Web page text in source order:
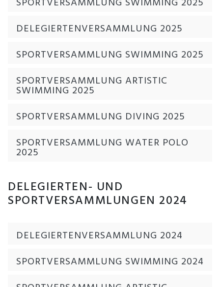
DELEGIERTENVERSAMMLUNG 2025
SPORTVERSAMMLUNG SWIMMING 2025
SPORTVERSAMMLUNG ARTISTIC
SWIMMING 2025
SPORTVERSAMMLUNG DIVING 2025
SPORTVERSAMMLUNG WATER POLO
2025
DELEGIERTEN- UND
SPORTVERSAMMLUNGEN 2024
DELEGIERTENVERSAMMLUNG 2024
SPORTVERSAMMLUNG SWIMMING 2024